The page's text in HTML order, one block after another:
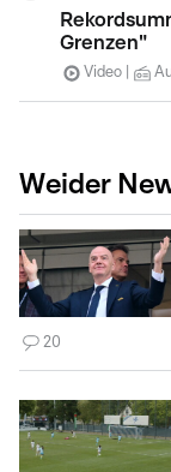
Grenzen"
Video
Weider
20